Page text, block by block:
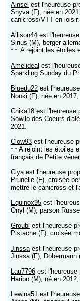
Ainsel est l'heureuse
Shyva (F), née en
canicross/VTT en loisir.
Allison44 est
Sirius (M), berger
~~ A rejoint les étoiles
Amelideal est
Sparkling Sunday du
Bluedu22 est
Nouki (F), née en
Chika18 est l'heureuse
Sowilo des Coeurs
2021.
Clow93 est l'heureuse
~~A rejoint les étoiles
français de Petite
Clyaest l'heureuse
Prunelle (F), croisée
mettre le canicross et
Equinox95 est
Onyl (M), parson
Groubi est l'heureuse
Pistache (F), croisée
Jinssaest l'heureuse
Jinssa (F), Dobermann
Lau7796 est l'heureuse
Haribo (M), né en
Lewina51 est